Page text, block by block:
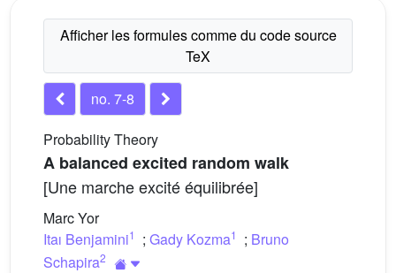
no. 7-8
Probability Theory
A balanced excited random walk
[Une marche excité équilibrée]
Marc Yor
Itaı Benjamini1 ; Gady Kozma1 ; Bruno
Schapira2